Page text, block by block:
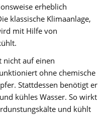
erheblich
klassische Klimaanlage,
mit Hilfe von
nicht auf einen
ohne chemische
Stattdessen benötigt er
kühles Wasser. So wirkt
und kühlt